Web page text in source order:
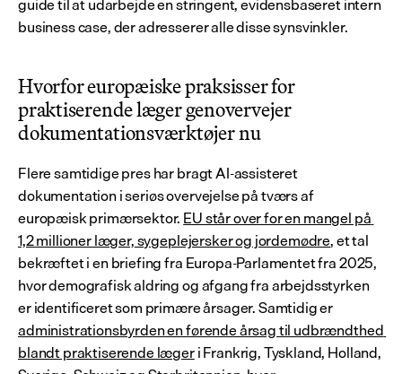
business case, der adresserer alle disse synsvinkler.
Hvorfor europæiske praksisser for
praktiserende læger genovervejer
dokumentationsværktøjer nu
Flere samtidige pres har bragt AI-assisteret
dokumentation i seriøs overvejelse på tværs af
europæisk primærsektor. EU står over for en mangel på
1,2 millioner læger, sygeplejersker og jordemødre, et tal
bekræftet i en briefing fra Europa-Parlamentet fra 2025,
hvor demografisk aldring og afgang fra arbejdsstyrken
administrationsbyrden en førende årsag til udbrændthed
blandt praktiserende læger i Frankrig, Tyskland, Holland,